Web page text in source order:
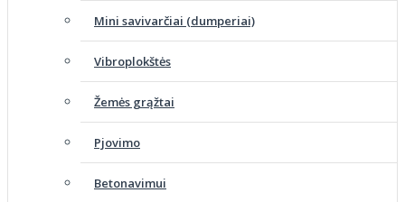
Mini savivarčiai (dumperiai)
Vibroplokštės
Žemės grąžtai
Pjovimo
Betonavimui